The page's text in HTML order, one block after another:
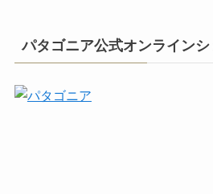
パタゴニア公式オンライン